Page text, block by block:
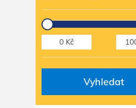
Vyhledat